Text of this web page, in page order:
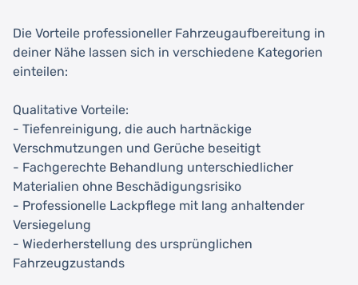
Die Vorteile professioneller Fahrzeugaufbereitung in
deiner Nähe lassen sich in verschiedene Kategorien
einteilen:
Qualitative Vorteile:
- Tiefenreinigung, die auch hartnäckige
Verschmutzungen und Gerüche beseitigt
- Fachgerechte Behandlung unterschiedlicher
Materialien ohne Beschädigungsrisiko
- Professionelle Lackpflege mit lang anhaltender
Versiegelung
- Wiederherstellung des ursprünglichen
Fahrzeugzustands